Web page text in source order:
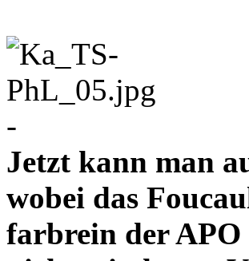
-
Jetzt kann man
wobei das
farbrein der APO